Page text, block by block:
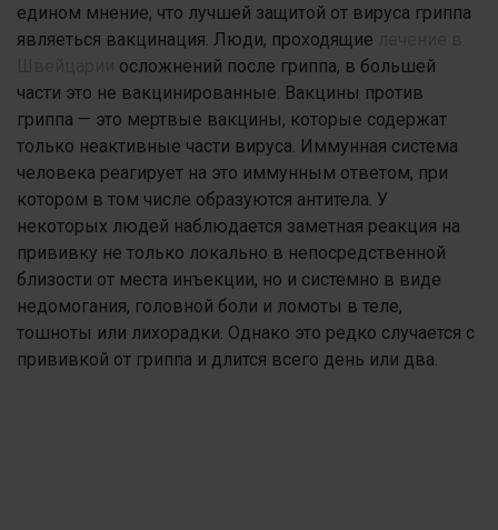
едином мнение, что лучшей защитой от вируса гриппа
являеться вакцинация. Люди, проходящие
осложнений после гриппа, в большей
части это не вакцинированные. Вакцины против
гриппа — это мертвые вакцины, которые содержат
только неактивные части вируса. Иммунная система
человека реагирует на это иммунным ответом, при
котором в том числе образуются антитела. У
некоторых людей наблюдается заметная реакция на
прививку не только локально в непосредственной
близости от места инъекции, но и системно в виде
недомогания, головной боли и ломоты в теле,
тошноты или лихорадки. Однако это редко случается с
прививкой от гриппа и длится всего день или два.